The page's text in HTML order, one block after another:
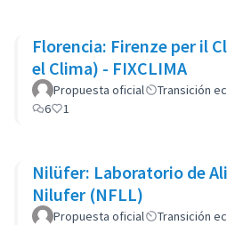
Florencia: Firenze per il
el Clima) - FIXCLIMA
Propuesta oficial
Transición
6
1
Nilüfer: Laboratorio de
Nilufer (NFLL)
Propuesta oficial
Transición